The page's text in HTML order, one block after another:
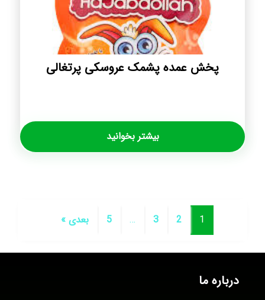
پخش عمده پشمک عروسکی پرتغالی
بیشتر بخوانید
1
2
3
…
5 بعدی »
درباره ما